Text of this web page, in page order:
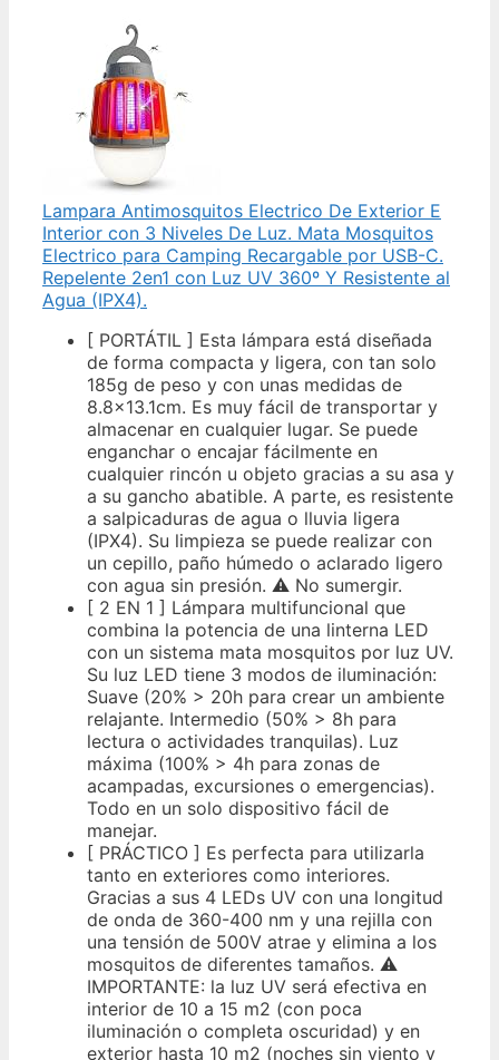
Lampara Antimosquitos Electrico De Exterior E
Interior con 3 Niveles De Luz. Mata Mosquitos
Electrico para Camping Recargable por USB-C.
Repelente 2en1 con Luz UV 360º Y Resistente al
Agua (IPX4).
[ PORTÁTIL ] Esta lámpara está diseñada
de forma compacta y ligera, con tan solo
185g de peso y con unas medidas de
8.8x13.1cm. Es muy fácil de transportar y
almacenar en cualquier lugar. Se puede
enganchar o encajar fácilmente en
cualquier rincón u objeto gracias a su asa y
a su gancho abatible. A parte, es resistente
a salpicaduras de agua o lluvia ligera
(IPX4). Su limpieza se puede realizar con
un cepillo, paño húmedo o aclarado ligero
con agua sin presión. ⚠️ No sumergir.
[ 2 EN 1 ] Lámpara multifuncional que
combina la potencia de una linterna LED
con un sistema mata mosquitos por luz UV.
Su luz LED tiene 3 modos de iluminación:
Suave (20% > 20h para crear un ambiente
relajante. Intermedio (50% > 8h para
lectura o actividades tranquilas). Luz
máxima (100% > 4h para zonas de
acampadas, excursiones o emergencias).
Todo en un solo dispositivo fácil de
manejar.
[ PRÁCTICO ] Es perfecta para utilizarla
tanto en exteriores como interiores.
Gracias a sus 4 LEDs UV con una longitud
de onda de 360-400 nm y una rejilla con
una tensión de 500V atrae y elimina a los
mosquitos de diferentes tamaños. ⚠️
IMPORTANTE: la luz UV será efectiva en
interior de 10 a 15 m2 (con poca
iluminación o completa oscuridad) y en
exterior hasta 10 m2 (noches sin viento y